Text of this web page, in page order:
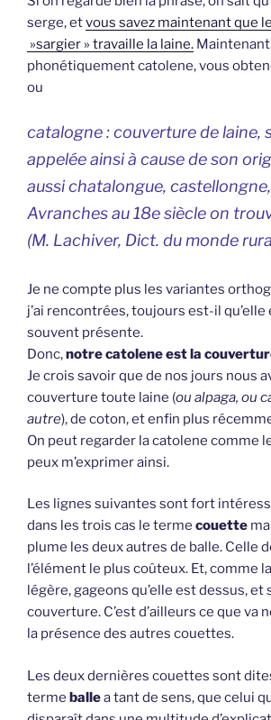
serge, etvous savez maintenant que
»sargier » travaille la laine.
phonétiquement catolene, vous
ou
catalogne : couverture de laine,
appelée ainsi à cause de son
aussi chatalongue,
Avranches au 18e siècle on
(M. Lachiver, Dict. du monde
Je ne compte plus les variantes
j’ai rencontrées, toujours est-il qu’elle
souvent présente.
Donc,notre catolene est la
Je crois savoir que de nos jours nous
couverture toute laine (ou alpaga, ou
autre), de coton, et enfin plus
On peut regarder la catolene comme
peux m’exprimer ainsi.
Les lignes suivantes sont fort
dans les trois cas le terme couette
plume les deux autres de balle. Celle
l’élément le plus coûteux. Et, comme
légère, gageons qu’elle est dessus, et
couverture. C’est d’ailleurs ce que va
la présence des autres couettes.
Les deux dernières couettes sont
terme ballea tant de sens, que celui